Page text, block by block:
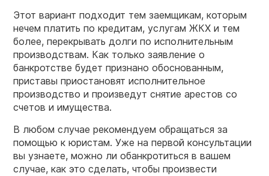
Этот вариант подходит тем заемщикам, которым
нечем платить по кредитам, услугам ЖКХ и тем
более, перекрывать долги по исполнительным
производствам. Как только заявление о
банкротстве будет признано обоснованным,
приставы приостановят исполнительное
производство и произведут снятие арестов со
счетов и имущества.
В любом случае рекомендуем обращаться за
помощью к юристам. Уже на первой консультации
вы узнаете, можно ли обанкротиться в вашем
случае, как это сделать, чтобы произвести